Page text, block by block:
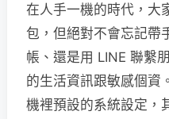
在人手一機的時代，大
包，但絕對不會忘記帶
帳、還是用 LINE 聯繫
的生活資訊跟敏感個資
機裡預設的系統設定，